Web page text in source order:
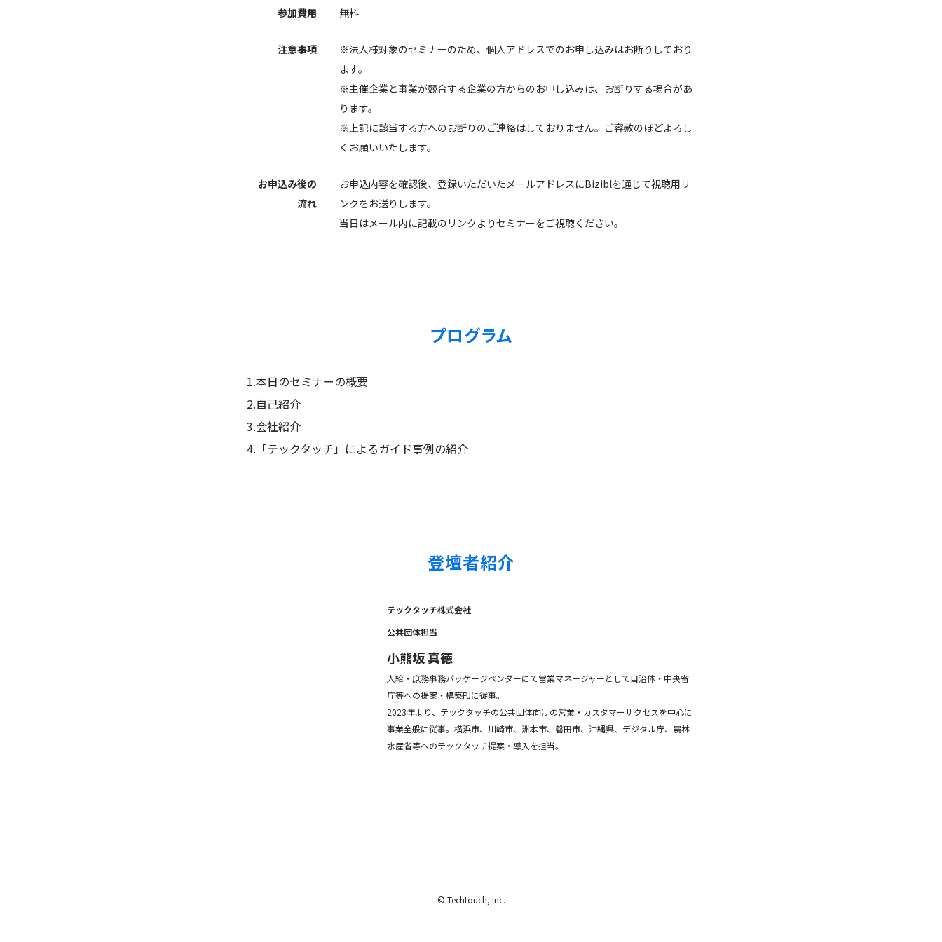
参加費用 無料
注意事項
※法人様対象のセミナーのため、個人アドレスでのお申し込みはお断りしており
ます。
※主催企業と事業が競合する企業の方からのお申し込みは、お断りする場合があ
ります。
※上記に該当する方へのお断りのご連絡はしておりません。ご容赦のほどよろし
くお願いいたします。
お申込み後の
流れ
お申込内容を確認後、登録いただいたメールアドレスにBiziblを通じて視聴用リ
ンクをお送りします。
当日はメール内に記載のリンクよりセミナーをご視聴ください。
プログラム
1.本日のセミナーの概要
2.自己紹介
3.会社紹介
4.「テックタッチ」によるガイド事例の紹介
登壇者紹介
テックタッチ株式会社
公共団体担当
小熊坂 真徳
人給・庶務事務パッケージベンダーにて営業マネージャーとして自治体・中央省
庁等への提案・構築PJに従事。
2023年より、テックタッチの公共団体向けの営業・カスタマーサクセスを中心に
事業全般に従事。横浜市、川崎市、洲本市、磐田市、沖縄県、デジタル庁、農林
水産省等へのテックタッチ提案・導入を担当。
© Techtouch, Inc.